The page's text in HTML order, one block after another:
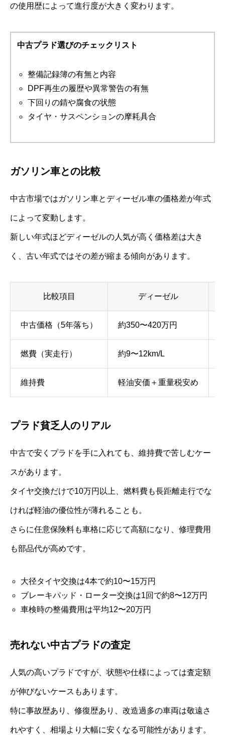
の使用歴によって進行度が大きく変わります。
中古プラド選びのチェックリスト
整備記録簿の有無と内容
DPF再生の履歴や異常警告の有無
下回りの錆や腐食の状態
タイヤ・サスペンションの摩耗具合
ガソリン車との比較
中古市場ではガソリン車とディーゼル車の価格差が年式
によって変動します。
新しい年式ほどディーゼルの人気が高く価格差は大き
く、古い年式ではその差が縮まる傾向があります。
比較項目 ディーゼル
中古価格（5年落ち） 約350〜420万円
燃費（実走行） 約9〜12km/L
維持費 軽油安価＋重量税安め
プラド貧乏人のリアル
中古で安くプラドを手に入れても、維持費で苦しむケー
スがあります。
タイヤ交換だけで10万円以上、燃料費も長距離走行でな
ければ軽油の優位性が薄れることも。
さらに任意保険料も車格に応じて高額になり、修理費用
も部品代が高めです。
大径タイヤ交換は4本で約10〜15万円
ブレーキパッド・ローター交換は1回で約8〜12万円
車検時の整備費用は平均12〜20万円
売れない中古プラドの査定
人気の高いプラドですが、状態や仕様によっては査定額
が伸びないケースもあります。
特に事故歴あり、修復歴あり、改造過多の車両は敬遠さ
れやすく、相場より大幅に安くなる可能性があります。